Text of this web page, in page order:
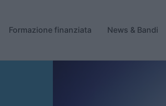
Formazione finanziata News & Bandi